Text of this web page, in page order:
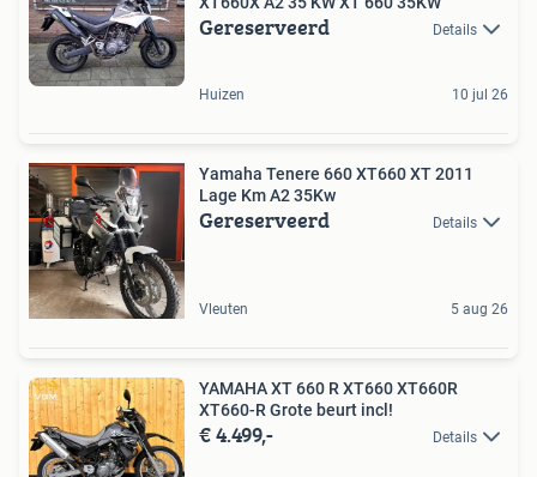
Gereserveerd Details
Huizen 10 jul 26
Yamaha Tenere 660 XT660 XT 2011
Lage Km A2 35Kw
Gereserveerd Details
Vleuten 5 aug 26
YAMAHA XT 660 R XT660 XT660R
XT660-R Grote beurt incl!
€ 4.499,- Details